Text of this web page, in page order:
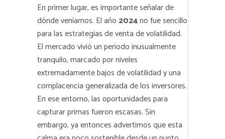
En primer lugar, es importante señalar de
dónde veníamos. El año 2024no fue sencillo
para las estrategias de venta de volatilidad.
El mercado vivió un periodo inusualmente
tranquilo, marcado por niveles
extremadamente bajos de volatilidad y una
complacencia generalizada de los inversores.
En ese entorno, las oportunidades para
capturar primas fueron escasas. Sin
embargo, ya entonces advertimos que esta